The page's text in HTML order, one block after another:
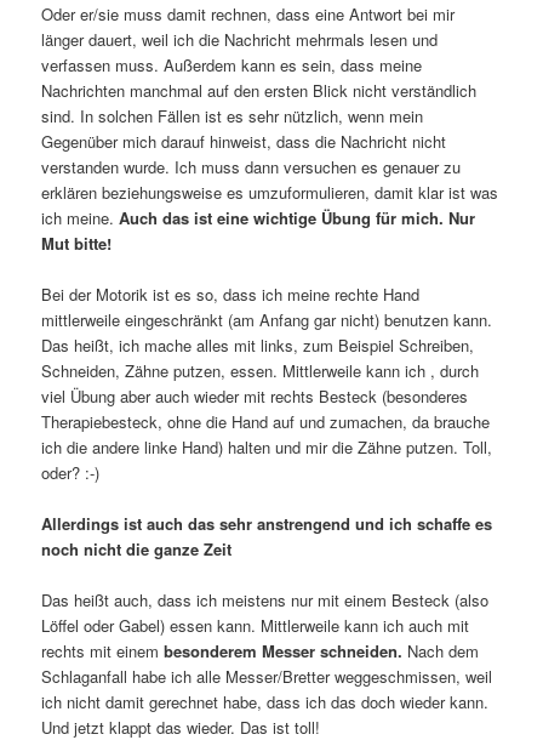
Oder er/sie muss damit rechnen, dass eine Antwort bei mir
länger dauert, weil ich die Nachricht mehrmals lesen und
verfassen muss. Außerdem kann es sein, dass meine
Nachrichten manchmal auf den ersten Blick nicht verständlich
sind. In solchen Fällen ist es sehr nützlich, wenn mein
Gegenüber mich darauf hinweist, dass die Nachricht nicht
verstanden wurde. Ich muss dann versuchen es genauer zu
erklären beziehungsweise es umzuformulieren, damit klar ist was
ich meine.Auch das ist eine wichtige Übung für mich. Nur
Mut bitte!
Bei der Motorik ist es so, dass ich meine rechte Hand
mittlerweile eingeschränkt (am Anfang gar nicht) benutzen kann.
Das heißt, ich mache alles mit links, zum Beispiel Schreiben,
Schneiden, Zähne putzen, essen. Mittlerweile kann ich , durch
viel Übung aber auch wieder mit rechts Besteck (besonderes
Therapiebesteck, ohne die Hand auf und zumachen, da brauche
ich die andere linke Hand) halten und mir die Zähne putzen. Toll,
oder? :-)
Allerdings ist auch das sehr anstrengend und ich schaffe es
noch nicht die ganze Zeit
Das heißt auch, dass ich meistens nur mit einem Besteck (also
Löffel oder Gabel) essen kann. Mittlerweile kann ich auch mit
rechts mit einembesonderem Messer schneiden. Nach dem
Schlaganfall habe ich alle Messer/Bretter weggeschmissen, weil
ich nicht damit gerechnet habe, dass ich das doch wieder kann.
Und jetzt klappt das wieder. Das ist toll!